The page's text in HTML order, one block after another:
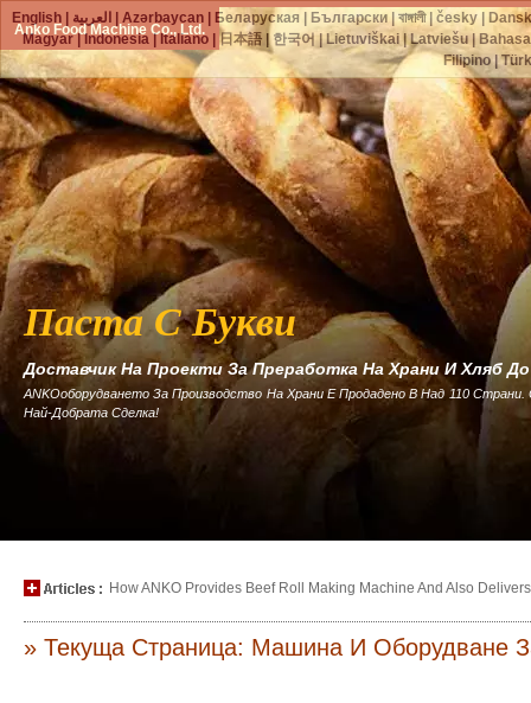
Anko Food Machine Co., Ltd.
Паста С Букви
Доставчик На Проекти За Преработка На Храни И Хляб
ANKOоборудването За Производство На Храни Е Продадено В Над 110
Най-Добрата Сделка!
How ANKO Provides Beef Roll Making Machine And Also
» Текуща Страница: Машина И Оборудване
English العربية |Azərbaycan Беларуская Български |বাঙ্গালী|česky
Magyar|Indonesia| Italiano| 日本語|한국어|Lietuviškai|Latviešu|
Filipino|